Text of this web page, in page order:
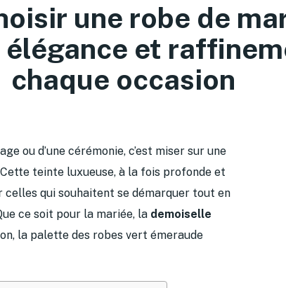
une robe de
élégance et
chaque occasion
ou d’une cérémonie, c’est miser sur une
teinte luxueuse, à la fois profonde et
celles qui souhaitent se démarquer tout en
ce soit pour la mariée, la demoiselle
la palette des robes vert émeraude